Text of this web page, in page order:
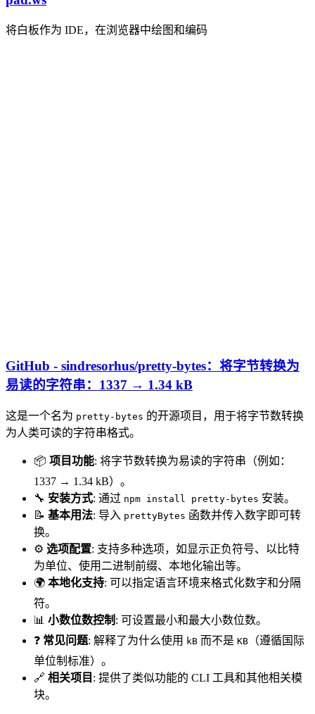
将白板作为 IDE，在浏览器中绘图和编码
GitHub - sindresorhus/pretty-bytes：将字节转换为
易读的字符串：1337 → 1.34 kB
这是一个名为 pretty-bytes 的开源项目，用于将字节数转换
为人类可读的字符串格式。
📦 项目功能: 将字节数转换为易读的字符串（例如：
1337 → 1.34 kB）。
🔧 安装方式: 通过 npm install pretty-bytes 安装。
📝 基本用法: 导入 prettyBytes 函数并传入数字即可转
换。
⚙️ 选项配置: 支持多种选项，如显示正负符号、以比特
为单位、使用二进制前缀、本地化输出等。
🌍 本地化支持: 可以指定语言环境来格式化数字和分隔
符。
📊 小数位数控制 : 可设置最小和最大小数位数。
❓ 常见问题: 解释了为什么使用 kB 而不是 KB （遵循国际
单位制标准）。
🔗 相关项目 : 提供了类似功能的 CLI 工具和其他相关模
块。